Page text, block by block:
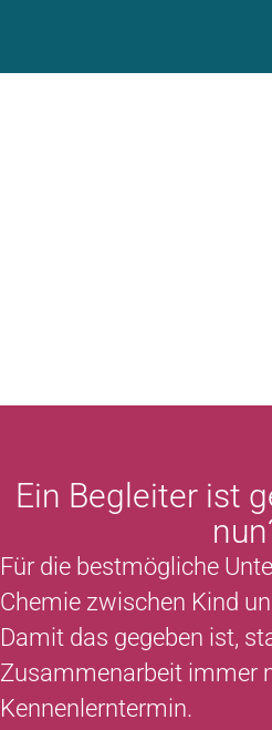
Ein Begleiter ist
Für die bestmögliche
Chemie zwischen Kind
Damit das gegeben ist,
Zusammenarbeit immer
Kennenlerntermin.